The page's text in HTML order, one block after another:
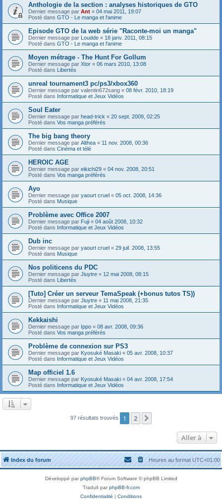
Anthologie de la section : analyses historiques de GTO
Dernier message par Ant « 04 mai 2011, 19:07
Posté dans GTO - Le manga et l'anime
Episode GTO de la web série "Raconte-moi un manga"
Dernier message par Loudde « 18 janv. 2011, 08:15
Posté dans GTO - Le manga et l'anime
Moyen métrage - The Hunt For Gollum
Dernier message par Xtor « 06 mars 2010, 13:08
Posté dans Libertés
unreal tournament3 pc/ps3/xbox360
Dernier message par valentin672sang « 08 févr. 2010, 18:19
Posté dans Informatique et Jeux Vidéos
Soul Eater
Dernier message par head-trick « 20 sept. 2009, 02:25
Posté dans Vos manga préférés
The big bang theory
Dernier message par Althea « 11 nov. 2008, 00:36
Posté dans Cinéma et télé
HEROIC AGE
Dernier message par eikichi29 « 04 nov. 2008, 20:51
Posté dans Vos manga préférés
Ayo
Dernier message par yaourt cruel « 05 oct. 2008, 14:36
Posté dans Musique
Problème avec Office 2007
Dernier message par Fuji « 04 août 2008, 10:32
Posté dans Informatique et Jeux Vidéos
Dub inc
Dernier message par yaourt cruel « 29 juil. 2008, 13:55
Posté dans Musique
Nos politicens du PDC
Dernier message par Jiuytre « 12 mai 2008, 08:15
Posté dans Libertés
[Tuto] Créer un serveur TemaSpeak (+bonus tutos TS))
Dernier message par Jiuytre « 11 mai 2008, 21:35
Posté dans Informatique et Jeux Vidéos
Kekkaishi
Dernier message par Ippo « 08 avr. 2008, 09:36
Posté dans Vos manga préférés
Problème de connexion sur PS3
Dernier message par Kyosuké Masaki « 05 avr. 2008, 10:37
Posté dans Informatique et Jeux Vidéos
Map officiel 1.6
Dernier message par Kyosuké Masaki « 04 avr. 2008, 17:54
Posté dans Informatique et Jeux Vidéos
97 résultats trouvés 1 2
Aller à
Index du forum Heures au formatUTC+01:00
Développé parphpBB® Forum Software © phpBB Limited
Traduit parphpBB-fr.com
Confidentialité | Conditions